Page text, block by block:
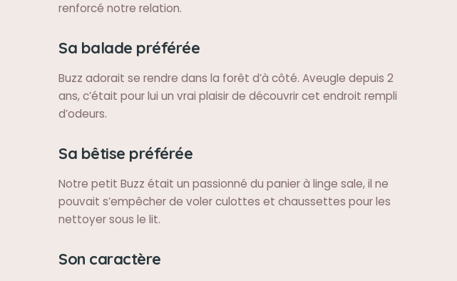
renforcé notre relation.
Sa balade préférée
Buzz adorait se rendre dans la forêt d’à côté. Aveugle depuis 2
ans, c’était pour lui un vrai plaisir de découvrir cet endroit rempli
d’odeurs.
Sa bêtise préférée
Notre petit Buzz était un passionné du panier à linge sale, il ne
pouvait s’empêcher de voler culottes et chaussettes pour les
nettoyer sous le lit.
Son caractère